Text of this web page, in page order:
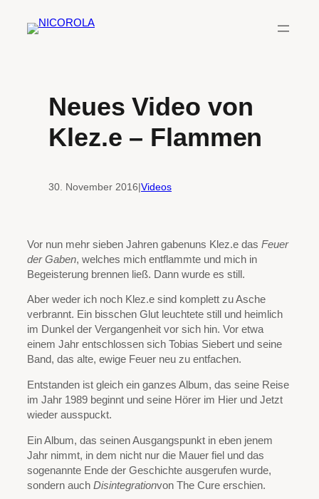
Inhalt
Neues Video von
Klez.e – Flammen
30. November 2016|Videos
Vor nun mehr sieben Jahren gabenuns Klez.e das Feuer
der Gaben, welches mich entflammte und mich in
Begeisterung brennen ließ. Dann wurde es still.
Aber weder ich noch Klez.e sind komplett zu Asche
verbrannt. Ein bisschen Glut leuchtete still und heimlich
im Dunkel der Vergangenheit vor sich hin. Vor etwa
einem Jahr entschlossen sich Tobias Siebert und seine
Band, das alte, ewige Feuer neu zu entfachen.
Entstanden ist gleich ein ganzes Album, das seine Reise
im Jahr 1989 beginnt und seine Hörer im Hier und Jetzt
wieder ausspuckt.
Ein Album, das seinen Ausgangspunkt in eben jenem
Jahr nimmt, in dem nicht nur die Mauer fiel und das
sogenannte Ende der Geschichte ausgerufen wurde,
sondern auch Disintegrationvon The Cure erschien.